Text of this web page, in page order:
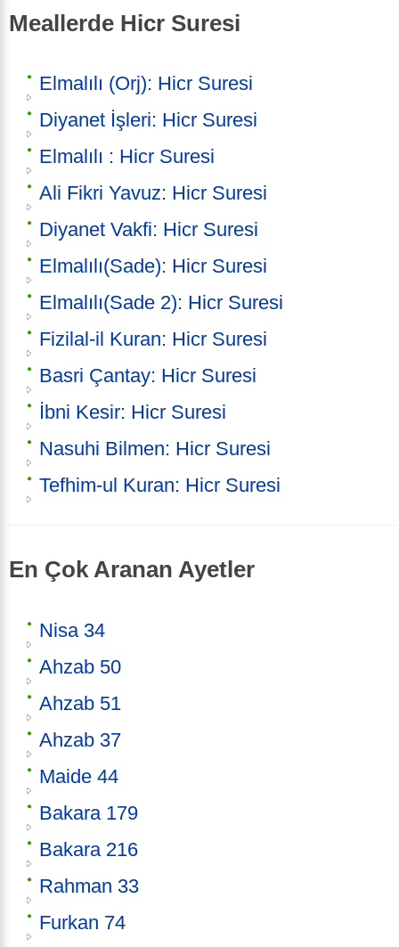
Meallerde Hicr Suresi
Elmalılı (Orj): Hicr Suresi
Diyanet İşleri: Hicr Suresi
Elmalılı : Hicr Suresi
Ali Fikri Yavuz: Hicr Suresi
Diyanet Vakfi: Hicr Suresi
Elmalılı(Sade): Hicr Suresi
Elmalılı(Sade 2): Hicr Suresi
Fizilal-il Kuran: Hicr Suresi
Basri Çantay: Hicr Suresi
İbni Kesir: Hicr Suresi
Nasuhi Bilmen: Hicr Suresi
Tefhim-ul Kuran: Hicr Suresi
En Çok Aranan Ayetler
Nisa 34
Ahzab 50
Ahzab 51
Ahzab 37
Maide 44
Bakara 179
Bakara 216
Rahman 33
Furkan 74